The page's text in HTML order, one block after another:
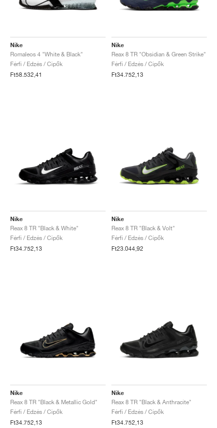
Nike
Romaleos 4 "White & Black"
Férfi / Edzés / Cipők
Ft58.532,41
Nike
Reax 8 TR "Obsidian & Green Strike"
Férfi / Edzés / Cipők
Ft34.752,13
Nike
Reax 8 TR "Black & White"
Férfi / Edzés / Cipők
Ft34.752,13
Nike
Reax 8 TR "Black & Volt"
Férfi / Edzés / Cipők
Ft23.044,92
Nike
Reax 8 TR "Black & Metallic Gold"
Férfi / Edzés / Cipők
Ft34.752,13
Nike
Reax 8 TR "Black & Anthracite"
Férfi / Edzés / Cipők
Ft34.752,13